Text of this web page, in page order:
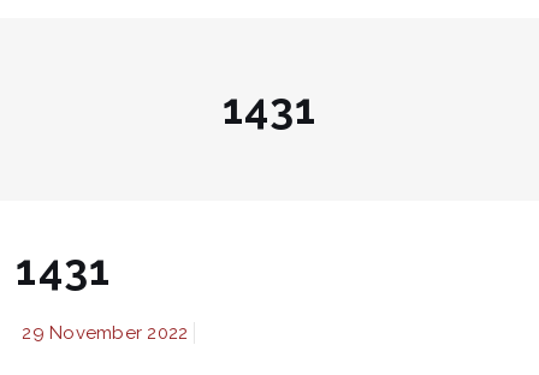
1431
1431
29 November 2022